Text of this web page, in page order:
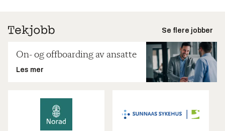
Se flere jobber
On- og offboarding av ansatte
Les mer